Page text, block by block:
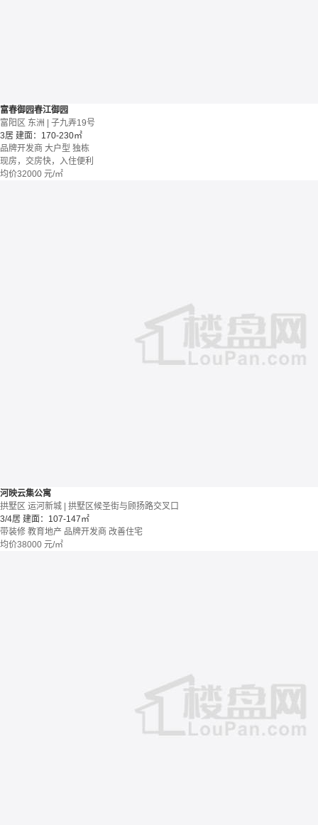
富春御园春江御园
富阳区 东洲 | 子九弄19号
3居 建面：170-230㎡
品牌开发商 大户型 独栋
现房，交房快，入住便利
均价32000 元/㎡
河映云集公寓
拱墅区 运河新城 | 拱墅区候圣街与顾扬路交叉口
3/4居 建面：107-147㎡
带装修 教育地产 品牌开发商 改善住宅
均价38000 元/㎡